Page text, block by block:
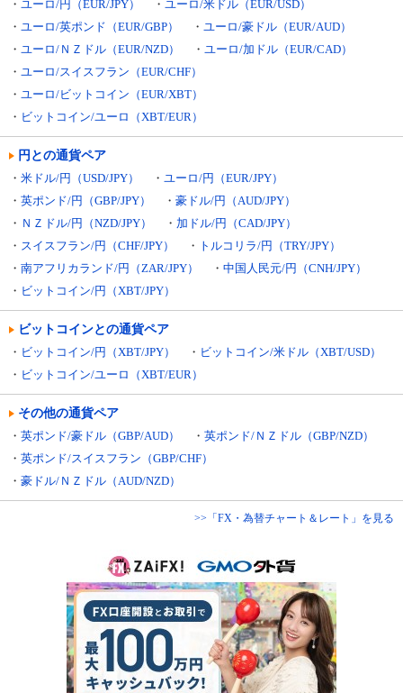
・ ユーロ/円（EUR/JPY） ・ ユーロ/米ドル（EUR/USD）
・ ユーロ/英ポンド（EUR/GBP） ・ ユーロ/豪ドル（EUR/AUD）
・ ユーロ/ＮＺドル（EUR/NZD） ・ ユーロ/加ドル（EUR/CAD）
・ ユーロ/スイスフラン（EUR/CHF）
・ ユーロ/ビットコイン（EUR/XBT）
・ ビットコイン/ユーロ（XBT/EUR）
円との通貨ペア
・ 米ドル/円（USD/JPY） ・ ユーロ/円（EUR/JPY）
・ 英ポンド/円（GBP/JPY） ・ 豪ドル/円（AUD/JPY）
・ ＮＺドル/円（NZD/JPY） ・ 加ドル/円（CAD/JPY）
・ スイスフラン/円（CHF/JPY） ・ トルコリラ/円（TRY/JPY）
・ 南アフリカランド/円（ZAR/JPY） ・ 中国人民元/円（CNH/JPY）
・ ビットコイン/円（XBT/JPY）
ビットコインとの通貨ペア
・ ビットコイン/円（XBT/JPY） ・ ビットコイン/米ドル（XBT/USD）
・ ビットコイン/ユーロ（XBT/EUR）
その他の通貨ペア
・ 英ポンド/豪ドル（GBP/AUD） ・ 英ポンド/ＮＺドル（GBP/NZD）
・ 英ポンド/スイスフラン（GBP/CHF）
・ 豪ドル/ＮＺドル（AUD/NZD）
>>「FX・為替チャート＆レート」を見る